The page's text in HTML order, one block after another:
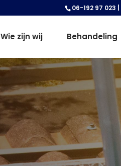
06-192 97 023
Wie zijn wij Behandeling